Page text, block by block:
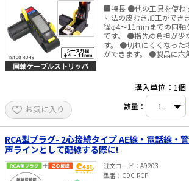
■特長 ●他の工具を使わ
寸法の皮むき加工がで
径φ4～11mmまでの同軸
です。 ●指先の負担が少
す。 ●切れにくくなった
ができます。 ●製品に六
3CFB、V3-5C・V4-5C・
5C2V・L-5C2VS、5C-
は、構造上処理できない場
シース材にポリエチレ
たケーブル （2）絶縁体に高発泡ポリエチレンな
どの特に軟らかい材質を使
外部導体に銅線、銅パイ
ル ※ケーブルメーカーによっては、外径が太いた
めに、本体に入らないこ
お気に入り
購入単位：1個
数量：
RCA型プラグ- 2心接続タイプ AE線・電話線・
声ラインとして配線する際に!
注文コード
A9203
型番
CDC-RCP